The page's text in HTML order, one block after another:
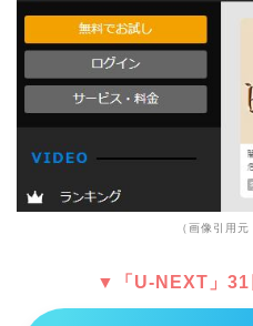
（画像引用
▼「U-NEXT」31